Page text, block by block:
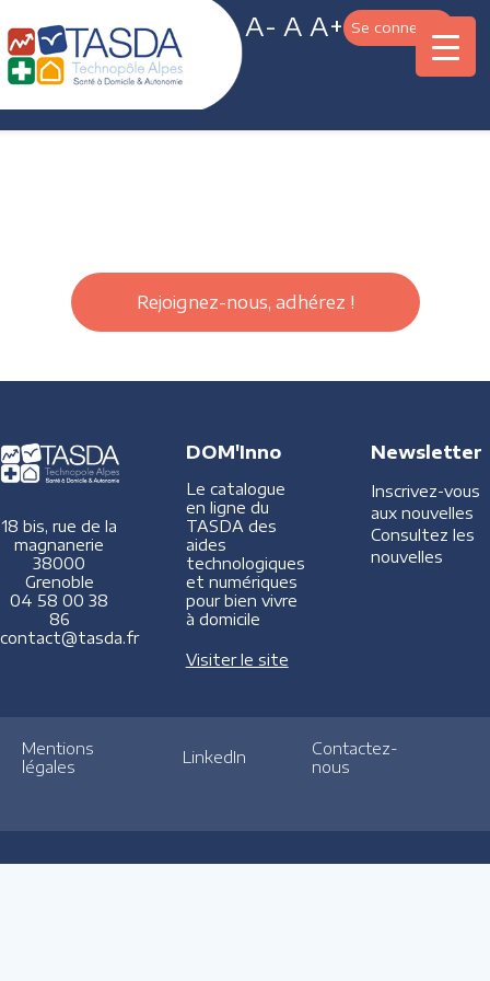
A- A A+ Se connecter
Rejoignez-nous, adhérez !
18 bis, rue de la
magnanerie
38000
Grenoble
04 58 00 38
86
contact@tasda.fr
DOM'Inno
Le catalogue
en ligne du
TASDA des
aides
technologiques
et numériques
pour bien vivre
à domicile
Visiter le site
Newsletter
Inscrivez-vous
aux nouvelles
Consultez les
nouvelles
Mentions
légales
LinkedIn
Contactez-
nous